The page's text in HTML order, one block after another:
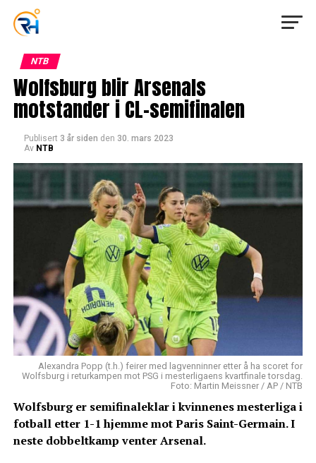
NTB
Wolfsburg blir Arsenals
motstander i CL-semifinalen
Publisert 3 år siden den 30. mars 2023
Av NTB
Alexandra Popp (t.h.) feirer med lagvenninner etter å ha scoret for
Wolfsburg i returkampen mot PSG i mesterligaens kvartfinale torsdag.
Foto: Martin Meissner / AP / NTB
Wolfsburg er semifinaleklar i kvinnenes mesterliga i
fotball etter 1-1 hjemme mot Paris Saint-Germain. I
neste dobbeltkamp venter Arsenal.